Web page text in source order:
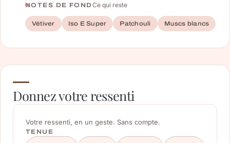
NOTES DE FONDCe qui reste
Vétiver Iso E Super Patchouli Muscs blancs
Donnez votre ressenti
Votre ressenti, en un geste. Sans compte.
TENUE